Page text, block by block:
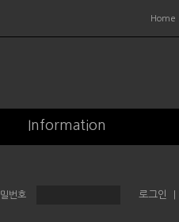
Home
Information
번호